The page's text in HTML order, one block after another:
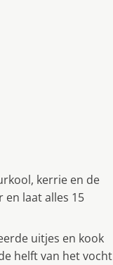
kerrie en de
en laat alles 15
uitjes en kook
helft van het vocht